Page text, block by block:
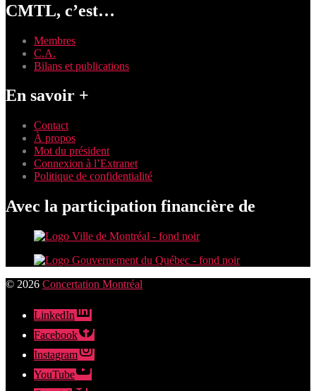
CMTL, c’est…
Membres
C.A.
Bilans et publications
En savoir +
Contact
À propos
Mot du président
Connexion à l’Extranet
Politique de confidentialité
Avec la participation financière de
© 2026 Concertation Montréal
LinkedIn
Facebook
Instagram
YouTube